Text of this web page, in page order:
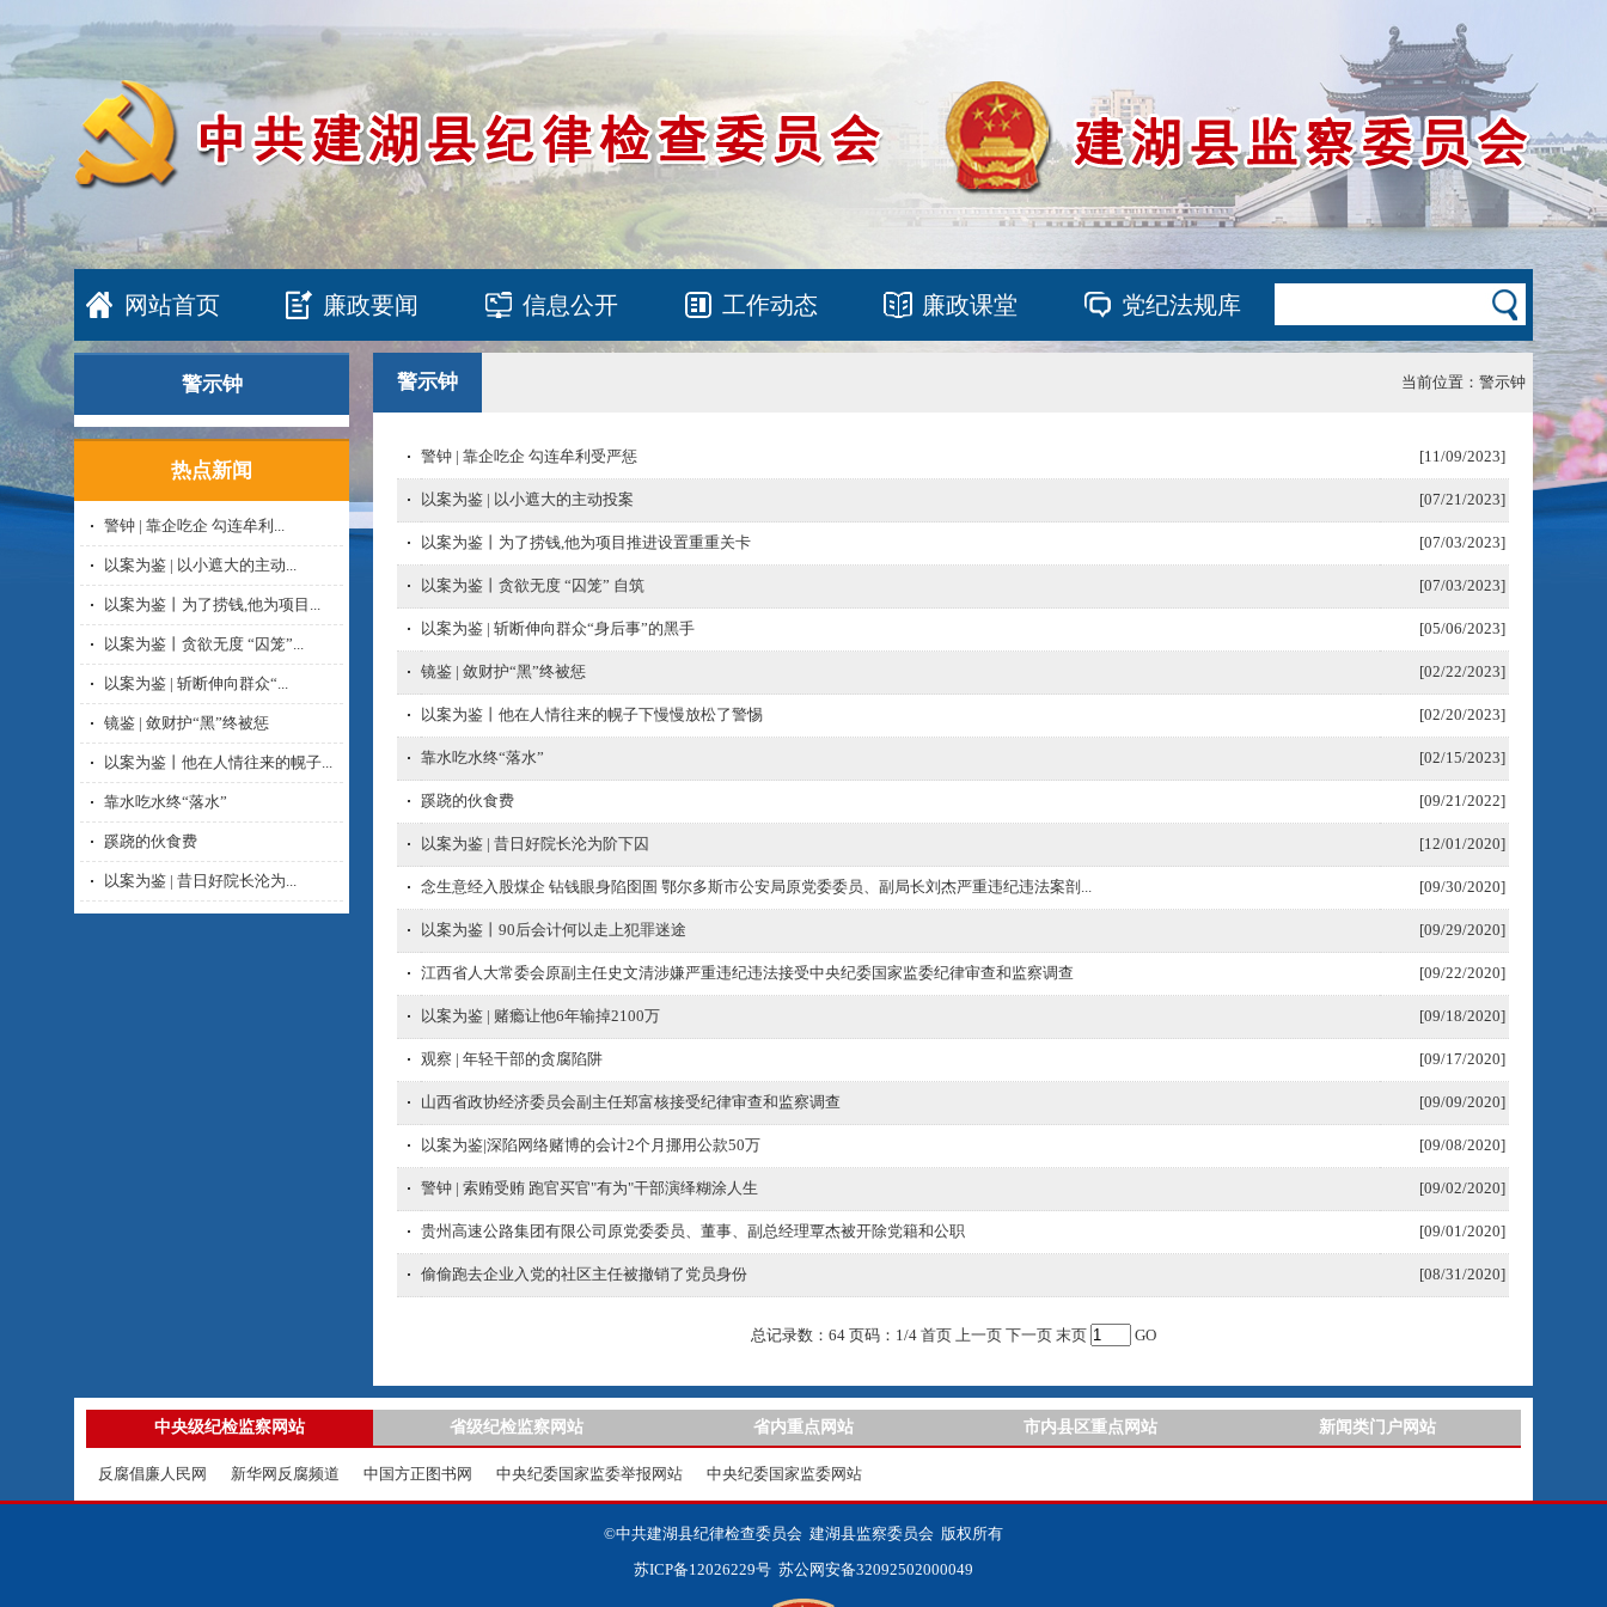
网站首页 廉政要闻 信息公开 工作动态 廉政课堂 党纪法规库
警示钟
热点新闻
警钟 | 靠企吃企 勾连牟利...
以案为鉴 | 以小遮大的主动...
以案为鉴丨为了捞钱,他为项目...
以案为鉴丨贪欲无度 “囚笼”...
以案为鉴 | 斩断伸向群众“...
镜鉴 | 敛财护“黑”终被惩
以案为鉴丨他在人情往来的幌子...
靠水吃水终“落水”
蹊跷的伙食费
以案为鉴 | 昔日好院长沦为...
警示钟 当前位置： 警示钟
警钟 | 靠企吃企 勾连牟利受严惩 [11/09/2023]
以案为鉴 | 以小遮大的主动投案 [07/21/2023]
以案为鉴丨为了捞钱,他为项目推进设置重重关卡 [07/03/2023]
以案为鉴丨贪欲无度 “囚笼” 自筑 [07/03/2023]
以案为鉴 | 斩断伸向群众“身后事”的黑手 [05/06/2023]
镜鉴 | 敛财护“黑”终被惩 [02/22/2023]
以案为鉴丨他在人情往来的幌子下慢慢放松了警惕 [02/20/2023]
靠水吃水终“落水” [02/15/2023]
蹊跷的伙食费 [09/21/2022]
以案为鉴 | 昔日好院长沦为阶下囚 [12/01/2020]
念生意经入股煤企 钻钱眼身陷囹圄 鄂尔多斯市公安局原党委委员、副局长刘杰严重违纪违法案剖... [09/30/2020]
以案为鉴丨90后会计何以走上犯罪迷途 [09/29/2020]
江西省人大常委会原副主任史文清涉嫌严重违纪违法接受中央纪委国家监委纪律审查和监察调查 [09/22/2020]
以案为鉴 | 赌瘾让他6年输掉2100万 [09/18/2020]
观察 | 年轻干部的贪腐陷阱 [09/17/2020]
山西省政协经济委员会副主任郑富核接受纪律审查和监察调查 [09/09/2020]
以案为鉴|深陷网络赌博的会计2个月挪用公款50万 [09/08/2020]
警钟 | 索贿受贿 跑官买官"有为"干部演绎糊涂人生 [09/02/2020]
贵州高速公路集团有限公司原党委委员、董事、副总经理覃杰被开除党籍和公职 [09/01/2020]
偷偷跑去企业入党的社区主任被撤销了党员身份 [08/31/2020]
总记录数： 64页码： 1/4 首页 上一页 下一页 末页 GO
中央级纪检监察网站 省级纪检监察网站 省内重点网站 市内县区重点网站 新闻类门户网站
反腐倡廉人民网 新华网反腐频道 中国方正图书网 中央纪委国家监委举报网站 中央纪委国家监委网站
©中共建湖县纪律检查委员会 建湖县监察委员会 版权所有
苏ICP备12026229号 苏公网安备32092502000049